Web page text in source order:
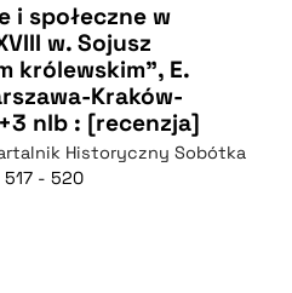
społeczne w
w. Sojusz
królewskim", E.
Kraków-
nlb : [recenzja]
Historyczny Sobótka
517 - 520